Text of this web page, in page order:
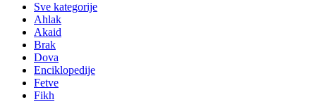
Sve kategorije
Ahlak
Akaid
Brak
Dova
Enciklopedije
Fetve
Fikh